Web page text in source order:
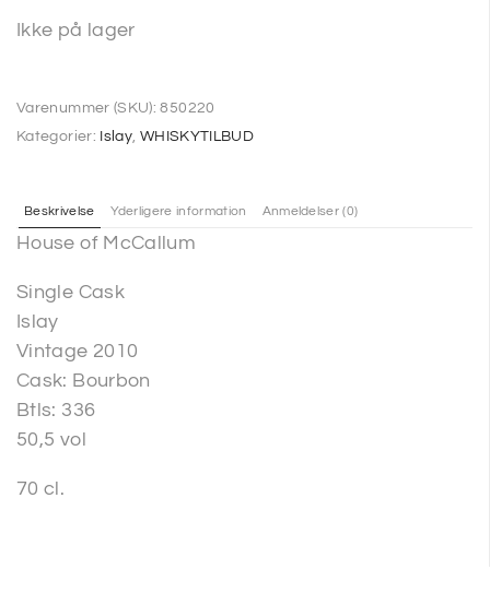
Ikke på lager
Varenummer (SKU):850220
Kategorier: Islay WHISKYTILBUD
Beskrivelse Yderligere information Anmeldelser (0)
House of McCallum
Single Cask
Islay
Vintage 2010
Cask: Bourbon
Btls: 336
50,5 vol
70 cl.